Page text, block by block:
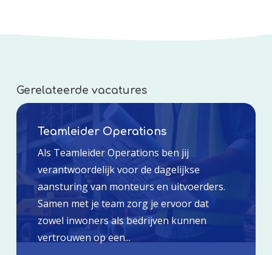
Gerelateerde vacatures
Teamleider Operations
Als Teamleider Operations ben jij
verantwoordelijk voor de dagelijkse
aansturing van monteurs en uitvoerders.
Samen met je team zorg je ervoor dat
zowel inwoners als bedrijven kunnen
vertrouwen op een...